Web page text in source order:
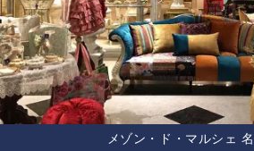
メゾン・ド・マルシェ